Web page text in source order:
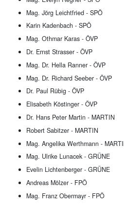
Mag. Jörg Leichtfried - SPÖ
Karin Kadenbach - SPÖ
Mag. Othmar Karas - ÖVP
Dr. Ernst Strasser - ÖVP
Mag. Dr. Hella Ranner - ÖVP
Mag. Dr. Richard Seeber - ÖVP
Dr. Paul Rübig - ÖVP
Elisabeth Köstinger - ÖVP
Dr. Hans Peter Martin - MARTIN
Robert Sabitzer - MARTIN
Mag. Angelika Werthmann -
Mag. Ulrike Lunacek - GRÜNE
Evelin Lichtenberger - GRÜNE
Andreas Mölzer - FPÖ
Mag. Franz Obermayr - FPÖ